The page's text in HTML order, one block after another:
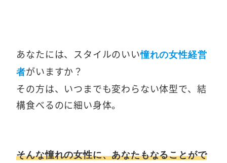
あなたには、スタイルのいい憧れの女性経営
者がいますか？
その方は、いつまでも変わらない体型で、結
構食べるのに細い身体。
そんな憧れの女性に、あなたもなることがで